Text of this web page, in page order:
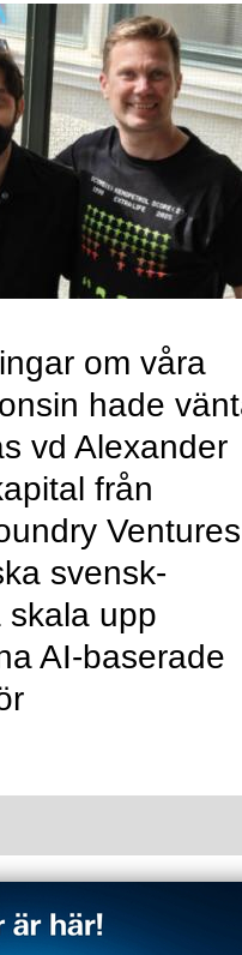
om våra
hade
vd Alexander
från
Ventures
svensk-
skala upp
AI-baserade